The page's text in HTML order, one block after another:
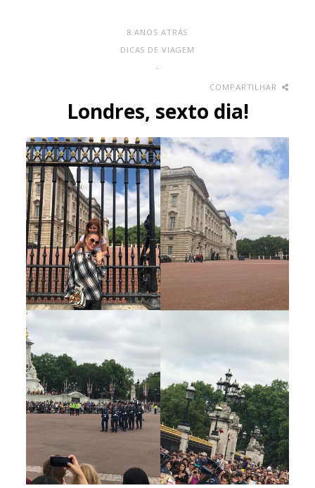
8 ANOS ATRÁS
DICAS DE VIAGEM
-
COMPARTILHAR
Londres, sexto dia!